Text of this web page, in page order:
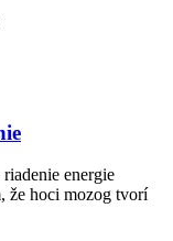
energie
že hoci mozog tvorí